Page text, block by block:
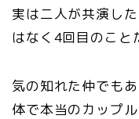
実は二人が共演し
はなく4回目のこと
気の知れた仲でも
体で本当のカップ